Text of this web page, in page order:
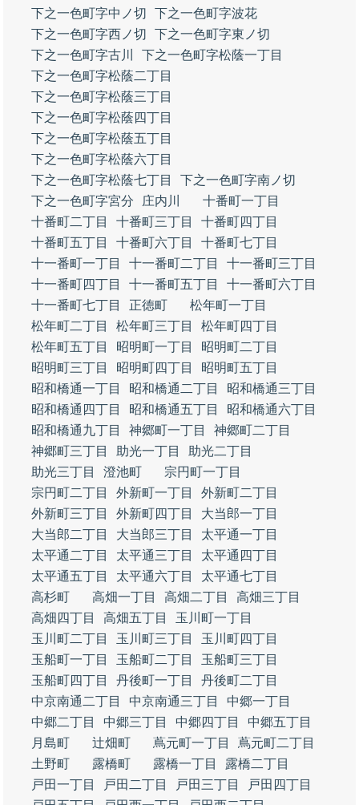
下之一色町字中ノ切
下之一色町字波花
下之一色町字西ノ切
下之一色町字東ノ切
下之一色町字古川
下之一色町字松蔭一丁目
下之一色町字松蔭二丁目
下之一色町字松蔭三丁目
下之一色町字松蔭四丁目
下之一色町字松蔭五丁目
下之一色町字松蔭六丁目
下之一色町字松蔭七丁目
下之一色町字南ノ切
下之一色町字宮分
庄内川
十番町一丁目
十番町二丁目
十番町三丁目
十番町四丁目
十番町五丁目
十番町六丁目
十番町七丁目
十一番町一丁目
十一番町二丁目
十一番町三丁目
十一番町四丁目
十一番町五丁目
十一番町六丁目
十一番町七丁目
正徳町
松年町一丁目
松年町二丁目
松年町三丁目
松年町四丁目
松年町五丁目
昭明町一丁目
昭明町二丁目
昭明町三丁目
昭明町四丁目
昭明町五丁目
昭和橋通一丁目
昭和橋通二丁目
昭和橋通三丁目
昭和橋通四丁目
昭和橋通五丁目
昭和橋通六丁目
昭和橋通九丁目
神郷町一丁目
神郷町二丁目
神郷町三丁目
助光一丁目
助光二丁目
助光三丁目
澄池町
宗円町一丁目
宗円町二丁目
外新町一丁目
外新町二丁目
外新町三丁目
外新町四丁目
大当郎一丁目
大当郎二丁目
大当郎三丁目
太平通一丁目
太平通二丁目
太平通三丁目
太平通四丁目
太平通五丁目
太平通六丁目
太平通七丁目
高杉町
高畑一丁目 高畑二丁目
高畑三丁目
高畑四丁目
高畑五丁目
玉川町一丁目
玉川町二丁目
玉川町三丁目
玉川町四丁目
玉船町一丁目
玉船町二丁目
玉船町三丁目
玉船町四丁目
丹後町一丁目
丹後町二丁目
中京南通二丁目
中京南通三丁目
中郷一丁目
中郷二丁目
中郷三丁目 中郷四丁目
中郷五丁目
月島町
辻畑町 蔦元町一丁目
蔦元町二丁目
土野町
露橋町 露橋一丁目
露橋二丁目
戸田一丁目
戸田二丁目 戸田三丁目
戸田四丁目